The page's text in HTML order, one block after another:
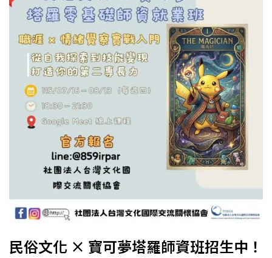
民俗文化 × 寶可夢塔羅師資班招生中！